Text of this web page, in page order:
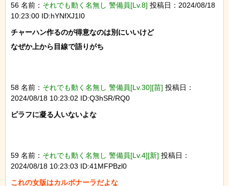
56 名前： それでも動く名無し 警備員[Lv.8] 投稿日：2024/08/18
10:23:00 ID:hYNfXJ1I0
チャーハン作るのが得意なのは別にいいけど
なぜか上から目線で語りがち
58 名前： それでも動く名無し 警備員[Lv.30][苗] 投稿日：
2024/08/18 10:23:02 ID:Q3hSR/RQ0
ピラフに凝る人いないよな
59 名前： それでも動く名無し 警備員[Lv.4][新] 投稿日：
2024/08/18 10:23:03 ID:41MFPBzl0
これの女版はカルボナーラだよな